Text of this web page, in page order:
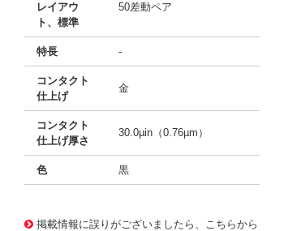
レイアウ
ト、標準
50差動ペア
特長 -
コンタクト
仕上げ
金
コンタクト
仕上げ厚さ
30.0µin（0.76µm）
色 黒
掲載情報に誤りがございましたら、こちらから